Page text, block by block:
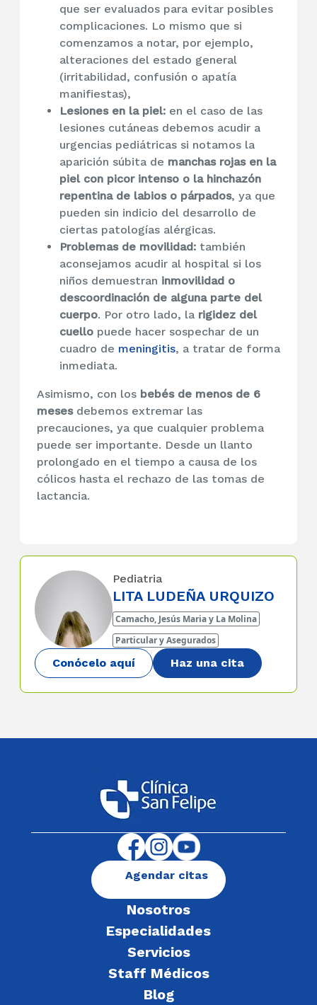
que ser evaluados para evitar posibles
complicaciones. Lo mismo que si
comenzamos a notar, por ejemplo,
alteraciones del estado general
(irritabilidad, confusión o apatía
manifiestas),
Lesiones en la piel: en el caso de las
lesiones cutáneas debemos acudir a
urgencias pediátricas si notamos la
aparición súbita de manchas rojas en la
piel con picor intenso o la hinchazón
repentina de labios o párpados, ya que
pueden sin indicio del desarrollo de
ciertas patologías alérgicas.
Problemas de movilidad: también
aconsejamos acudir al hospital si los
niños demuestran inmovilidad o
descoordinación de alguna parte del
cuerpo. Por otro lado, la rigidez del
cuello puede hacer sospechar de un
cuadro de meningitis, a tratar de forma
inmediata.
Asimismo, con los bebés de menos de 6
mesesdebemos extremar las
precauciones, ya que cualquier problema
puede ser importante. Desde un llanto
prolongado en el tiempo a causa de los
cólicos hasta el rechazo de las tomas de
lactancia.
Pediatria
LITA LUDEÑA URQUIZO
Camacho, Jesús Maria y La Molina
Particular y Asegurados
Conócelo aquí Haz una cita
Nosotros
Especialidades
Servicios
Staff Médicos
Blog
Agendar citas